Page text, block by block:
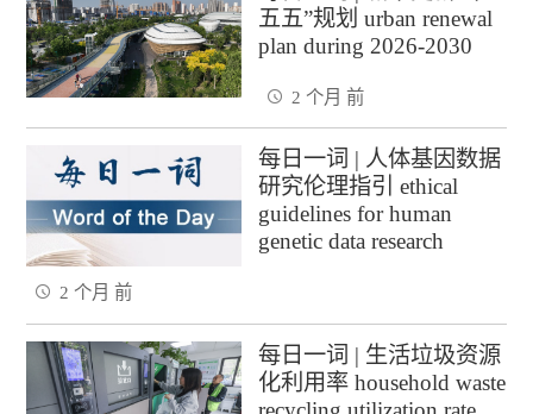
五五”规划 urban renewal
plan during 2026-2030
2 个月 前
每日一词 | 人体基因数据
研究伦理指引 ethical
guidelines for human
genetic data research
2 个月 前
每日一词 | 生活垃圾资源
化利用率 household waste